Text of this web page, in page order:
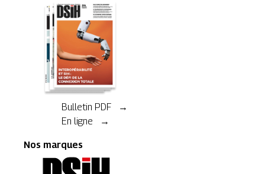
Bulletin PDF →
En ligne →
Nos marques